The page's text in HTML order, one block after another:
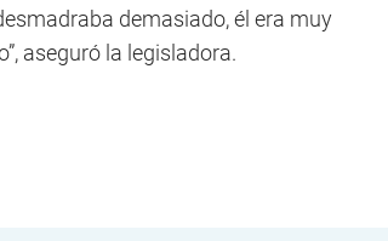
demasiado, él era muy
aseguró la legisladora.